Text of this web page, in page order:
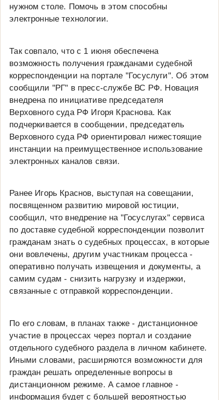
нужном столе. Помочь в этом способны
электронные технологии.
Так совпало, что с 1 июня обеспечена
возможность получения гражданами судебной
корреспонденции на портале "Госуслуги". Об этом
сообщили "РГ" в пресс-службе ВС РФ. Новация
внедрена по инициативе председателя
Верховного суда РФ Игоря Краснова. Как
подчеркивается в сообщении, председатель
Верховного суда РФ ориентировал нижестоящие
инстанции на преимущественное использование
электронных каналов связи.
Ранее Игорь Краснов, выступая на совещании,
посвященном развитию мировой юстиции,
сообщил, что внедрение на "Госуслугах" сервиса
по доставке судебной корреспонденции позволит
гражданам знать о судебных процессах, в которые
они вовлечены, другим участникам процесса -
оперативно получать извещения и документы, а
самим судам - снизить нагрузку и издержки,
связанные с отправкой корреспонденции.
По его словам, в планах также - дистанционное
участие в процессах через портал и создание
отдельного судебного раздела в личном кабинете.
Иными словами, расширяются возможности для
граждан решать определенные вопросы в
дистанционном режиме. А самое главное -
информация будет с большей вероятностью